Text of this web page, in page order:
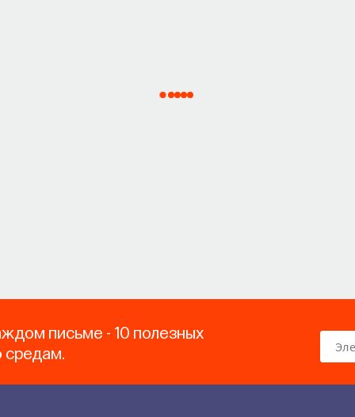
письме - 10 полезных
средам.